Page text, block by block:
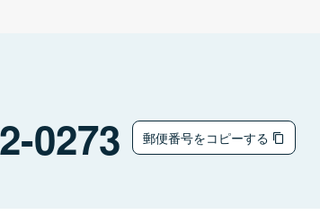
0273 郵便番号をコピーする